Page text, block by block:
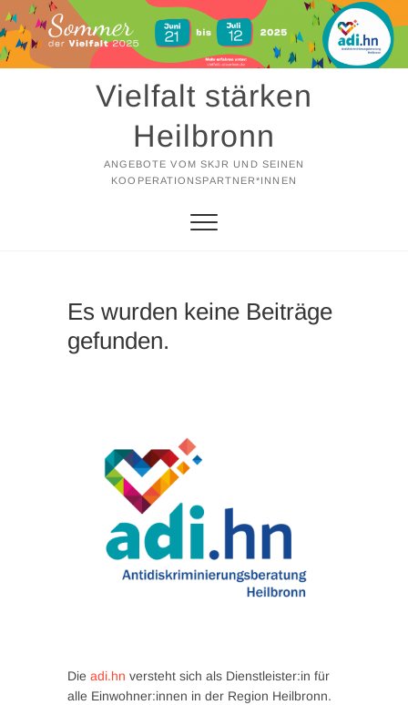
Zum
Inhalt
springen
Vielfalt stärken
Heilbronn
ANGEBOTE VOM SKJR UND SEINEN
KOOPERATIONSPARTNER*INNEN
Es wurden keine Beiträge
gefunden.
Die adi.hn versteht sich als Dienstleister:in für
alle Einwohner:innen in der Region Heilbronn.